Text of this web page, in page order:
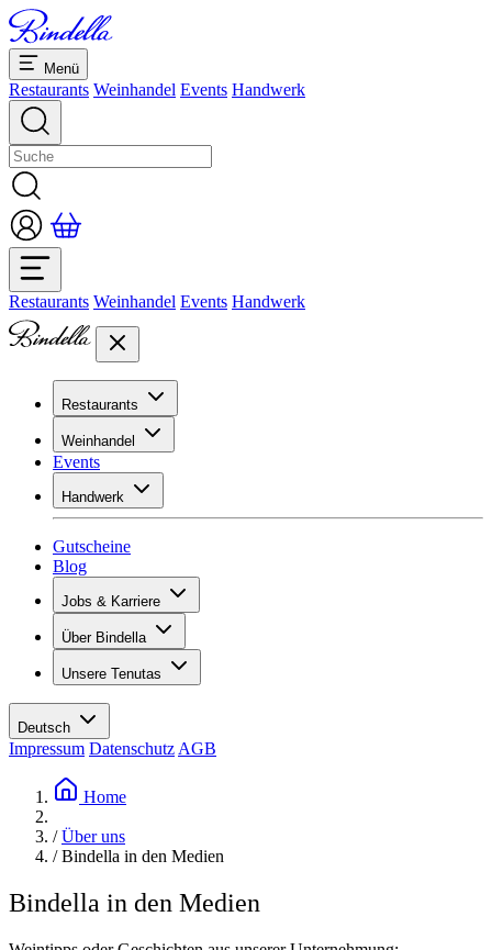
Menü
Restaurants Weinhandel Events Handwerk
Restaurants Weinhandel Events Handwerk
Restaurants
Übersicht Restaurants
Bankette & Events
Dolcezze
Weinhandel
Übersicht
Sortiment
Weinwissen
Events
Handwerk
Übersicht
Gipsen
Malern
Gutscheine
Blog
Jobs & Karriere
Übersicht
Offene Stellen
Ihre Vorteile
Werte
Über Bindella
Geschichte
Les Moby Dicks
Kontakte
Nachhaltigkeit
Unsere Tenutas
Deutsch
Impressum Datenschutz AGB
Home
/ Über uns
/ Bindella in den Medien
Bindella in den Medien